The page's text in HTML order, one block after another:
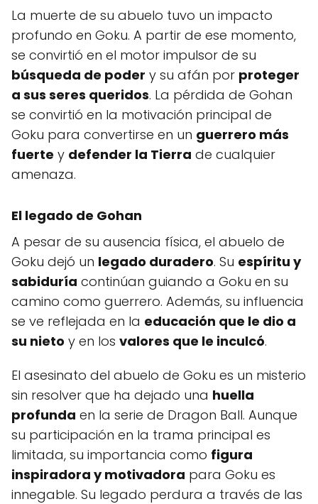
La muerte de su abuelo tuvo un impacto
profundo en Goku. A partir de ese momento,
se convirtió en el motor impulsor de su
búsqueda de poder y su afán por proteger
a sus seres queridos. La pérdida de Gohan
se convirtió en la motivación principal de
Goku para convertirse en un guerrero más
fuerte y defender la Tierra de cualquier
amenaza.
El legado de Gohan
A pesar de su ausencia física, el abuelo de
Goku dejó un legado duradero. Su espíritu y
sabiduría continúan guiando a Goku en su
camino como guerrero. Además, su influencia
se ve reflejada en la educación que le dio a
su nieto y en los valores que le inculcó.
El asesinato del abuelo de Goku es un misterio
sin resolver que ha dejado una huella
profunda en la serie de Dragon Ball. Aunque
su participación en la trama principal es
limitada, su importancia como figura
inspiradora y motivadora para Goku es
innegable. Su legado perdura a través de las